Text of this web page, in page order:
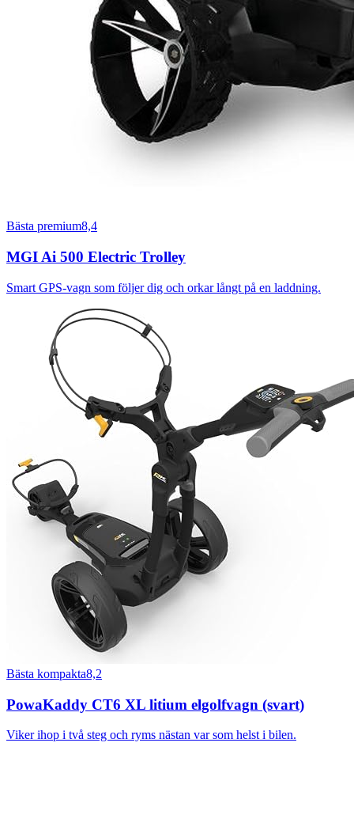
Bästa premium8,4
MGI Ai 500 Electric Trolley
Smart GPS-vagn som följer dig och orkar långt på en laddning.
Bästa kompakta8,2
PowaKaddy CT6 XL litium elgolfvagn (svart)
Viker ihop i två steg och ryms nästan var som helst i bilen.